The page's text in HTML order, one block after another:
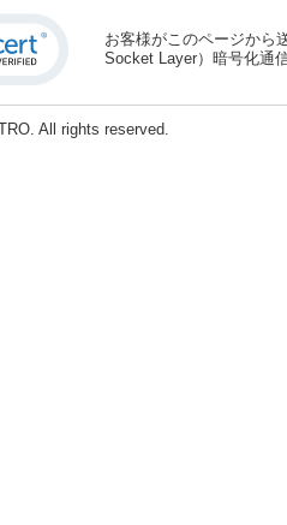
お客様がこのページから
Socket Layer）暗号化通
All rights reserved.